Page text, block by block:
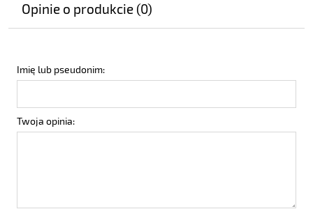
Opinie o produkcie (0)
Imię lub pseudonim:
Twoja opinia: